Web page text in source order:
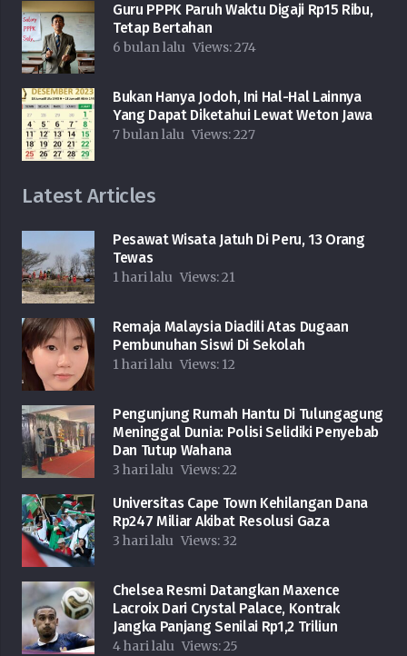
Guru PPPK Paruh Waktu Digaji Rp15 Ribu,
Tetap Bertahan
6 bulan lalu Views:274
Bukan Hanya Jodoh, Ini Hal-Hal Lainnya
Yang Dapat Diketahui Lewat Weton Jawa
7 bulan lalu Views:227
Latest Articles
Pesawat Wisata Jatuh Di Peru, 13 Orang
Tewas
1 hari lalu Views:21
Remaja Malaysia Diadili Atas Dugaan
Pembunuhan Siswi Di Sekolah
1 hari lalu Views: 12
Pengunjung Rumah Hantu Di Tulungagung
Meninggal Dunia: Polisi Selidiki Penyebab
Dan Tutup Wahana
3 hari lalu Views:22
Universitas Cape Town Kehilangan Dana
Rp247 Miliar Akibat Resolusi Gaza
3 hari lalu Views: 32
Chelsea Resmi Datangkan Maxence
Lacroix Dari Crystal Palace, Kontrak
Jangka Panjang Senilai Rp1,2 Triliun
4 hari lalu Views:25